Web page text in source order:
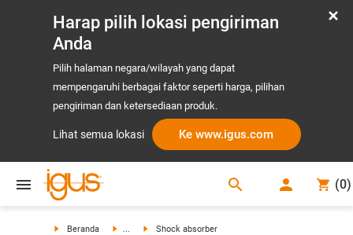
Harap pilih lokasi pengiriman
Anda
Pilih halaman negara/wilayah yang dapat
mempengaruhi berbagai faktor seperti harga, pilihan
pengiriman dan ketersediaan produk.
Lihat semua lokasi Ke www.igus.com
search (0)
Beranda ... Shock absorber